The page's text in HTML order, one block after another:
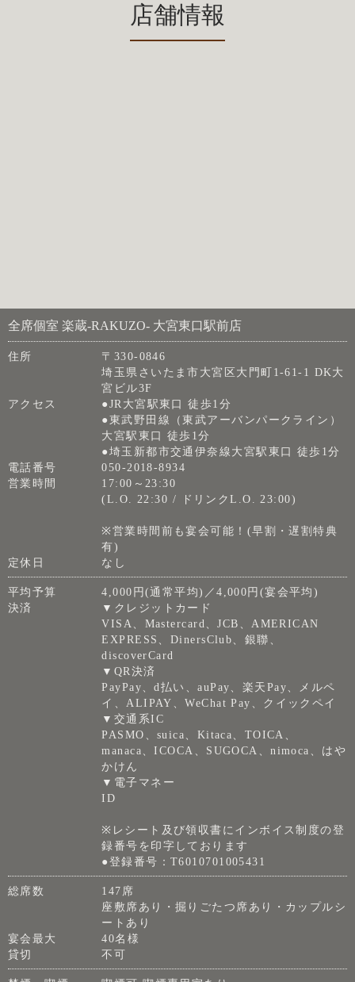
店舗情報
全席個室 楽蔵‐RAKUZO‐ 大宮東口駅前店
住所
〒330-0846
埼玉県さいたま市大宮区大門町1-61-1 DK大
宮ビル3F
アクセス
●JR大宮駅東口 徒歩1分
●東武野田線（東武アーバンパークライン）
大宮駅東口 徒歩1分
●埼玉新都市交通伊奈線大宮駅東口 徒歩1分
電話番号
050-2018-8934
営業時間
17:00～23:30
(L.O. 22:30 / ドリンクL.O. 23:00)
※営業時間前も宴会可能！(早割・遅割特典
有)
定休日
なし
平均予算
4,000円(通常平均)／4,000円(宴会平均)
決済
▼クレジットカード
VISA、Mastercard、JCB、AMERICAN
EXPRESS、DinersClub、銀聯、
discoverCard
▼QR決済
PayPay、d払い、auPay、楽天Pay、メルペ
イ、ALIPAY、WeChat Pay、クイックペイ
▼交通系IC
PASMO、suica、Kitaca、TOICA、
manaca、ICOCA、SUGOCA、nimoca、はや
かけん
▼電子マネー
ID
※レシート及び領収書にインボイス制度の登
録番号を印字しております
●登録番号：T6010701005431
総席数
147席
座敷席あり・掘りごたつ席あり・カップルシ
ートあり
宴会最大
40名様
貸切
不可